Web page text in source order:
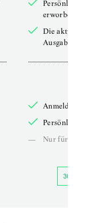
Persönliches
erworbenen
Die aktuelle
Ausgabe
Anmelden
Persönliche
—
Nur für
30 TAGE